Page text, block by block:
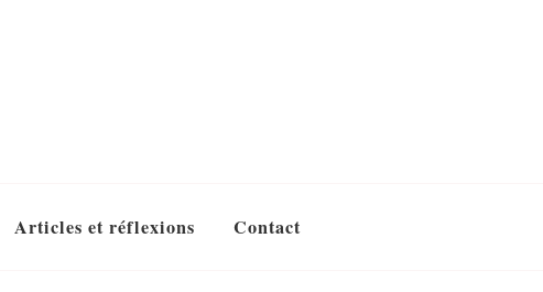
Articles et réflexions Contact